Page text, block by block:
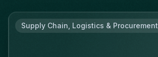
Supply Chain, Logistics & Procurement